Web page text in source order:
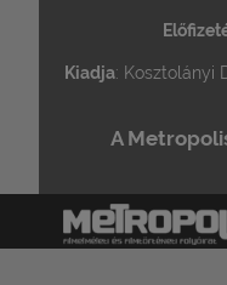
Kiadja: Kosztolányi
A